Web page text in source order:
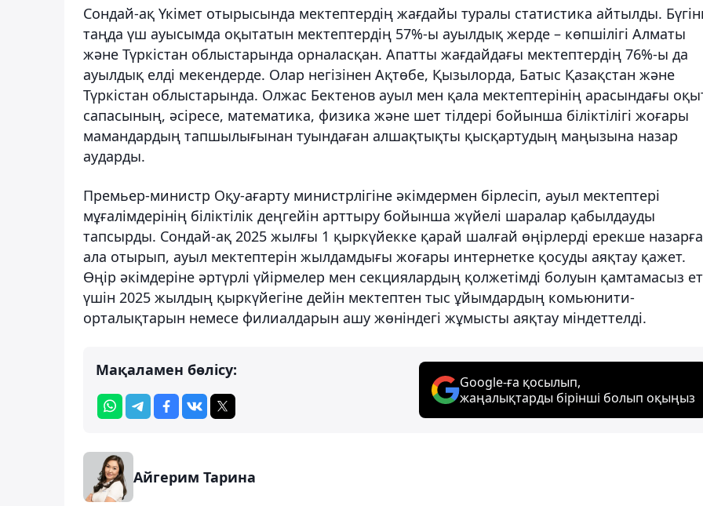
Сондай-ақ Үкімет отырысында мектептердің жағдайы туралы статистика айтылды.
таңда үш ауысымда оқытатын мектептердің 57%-ы ауылдық жерде – көпшілігі Алматы
және Түркістан облыстарында орналасқан. Апатты жағдайдағы мектептердің 76%-ы да
ауылдық елді мекендерде. Олар негізінен Ақтөбе, Қызылорда, Батыс Қазақстан және
Түркістан облыстарында. Олжас Бектенов ауыл мен қала мектептерінің арасындағы
сапасының, әсіресе, математика, физика және шет тілдері бойынша біліктілігі жоғары
мамандардың тапшылығынан туындаған алшақтықты қысқартудың маңызына назар
аударды.
Премьер-министр Оқу-ағарту министрлігіне әкімдермен бірлесіп, ауыл мектептері
мұғалімдерінің біліктілік деңгейін арттыру бойынша жүйелі шаралар қабылдауды
тапсырды. Сондай-ақ 2025 жылғы 1 қыркүйекке қарай шалғай өңірлерді ерекше назарға
ала отырып, ауыл мектептерін жылдамдығы жоғары интернетке қосуды аяқтау қажет.
Өңір әкімдеріне әртүрлі үйірмелер мен секциялардың қолжетімді болуын қамтамасыз
үшін 2025 жылдың қыркүйегіне дейін мектептен тыс ұйымдардың комьюнити-
орталықтарын немесе филиалдарын ашу жөніндегі жұмысты аяқтау міндеттелді.
Мақаламен бөлісу:
Google-ға қосылып,
жаңалықтарды бірінші болып оқыңыз
Айгерим Тарина